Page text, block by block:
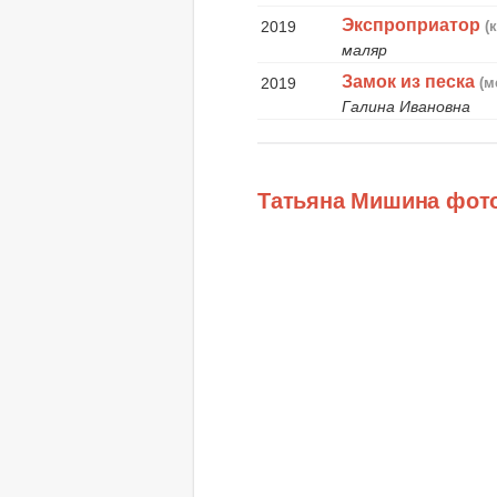
2019 Экспроприатор
маляр
2019
Замок из песка
Галина Ивановна
Татьяна Мишина